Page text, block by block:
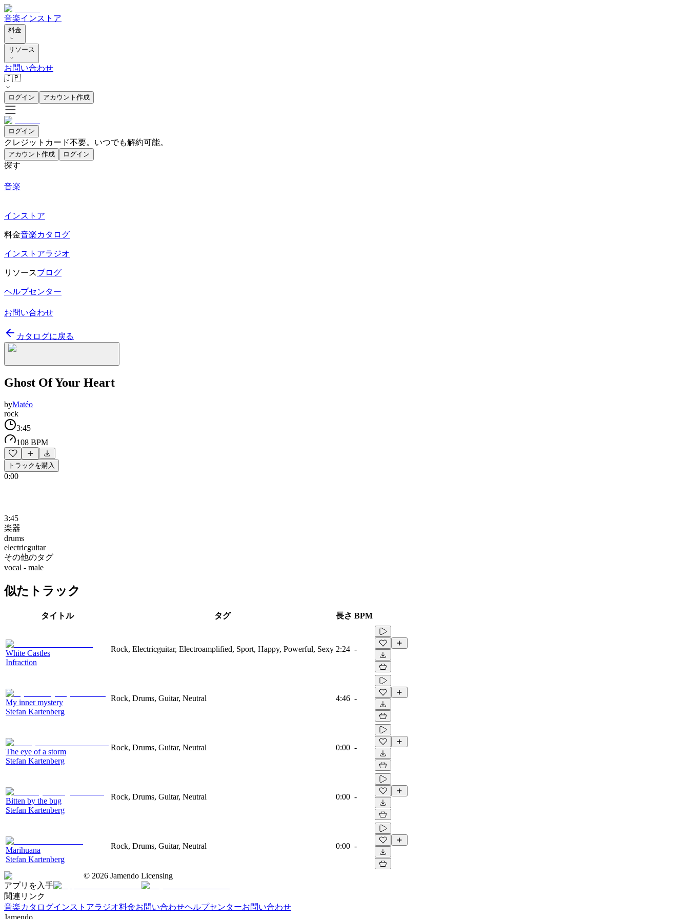
音楽インストア
料金
リソース
お問い合わせ
🇯🇵
ログイン アカウント作成
ログイン
クレジットカード不要。いつでも解約可能。
アカウント作成 ログイン
探す
音楽
インストア
料金音楽カタログ
インストアラジオ
リソースブログ
ヘルプセンター
お問い合わせ
カタログに戻る
Ghost Of Your Heart
byMatéo
rock
3:45
108 BPM
トラックを購入
0:00
3:45
楽器
drums
electricguitar
その他のタグ
vocal - male
似たトラック
タイトル タグ 長さ BPM
White Castles
Infraction
Rock, Electricguitar, Electroamplified, Sport, Happy, Powerful, Sexy 2:24 -
My inner mystery
Stefan Kartenberg
Rock, Drums, Guitar, Neutral 4:46 -
The eye of a storm
Stefan Kartenberg
Rock, Drums, Guitar, Neutral 0:00 -
Bitten by the bug
Stefan Kartenberg
Rock, Drums, Guitar, Neutral 0:00 -
Marihuana
Stefan Kartenberg
Rock, Drums, Guitar, Neutral 0:00 -
© 2026 Jamendo Licensing
アプリを入手
関連リンク
音楽カタログインストアラジオ料金お問い合わせヘルプセンターお問い合わせ
Jamendo